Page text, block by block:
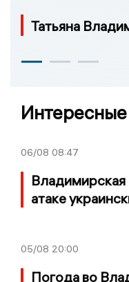
Татьяна
06/08 08:47
Владимирская
атаке
05/08 20:00
Погода во